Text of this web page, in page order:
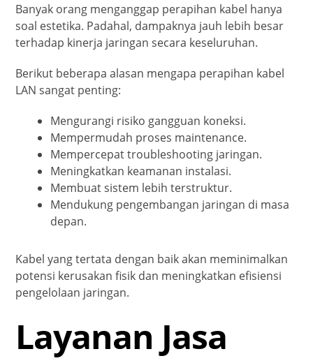
Banyak orang menganggap perapihan kabel hanya
soal estetika. Padahal, dampaknya jauh lebih besar
terhadap kinerja jaringan secara keseluruhan.
Berikut beberapa alasan mengapa perapihan kabel
LAN sangat penting:
Mengurangi risiko gangguan koneksi.
Mempermudah proses maintenance.
Mempercepat troubleshooting jaringan.
Meningkatkan keamanan instalasi.
Membuat sistem lebih terstruktur.
Mendukung pengembangan jaringan di masa
depan.
Kabel yang tertata dengan baik akan meminimalkan
potensi kerusakan fisik dan meningkatkan efisiensi
pengelolaan jaringan.
Layanan Jasa